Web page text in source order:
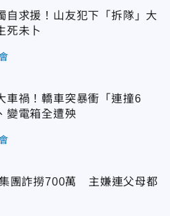
自求援！山友犯下「拆隊」大
未卜
車禍！轎車突暴衝「連撞6
電箱全遭殃
團詐撈700萬 主嫌連父母都